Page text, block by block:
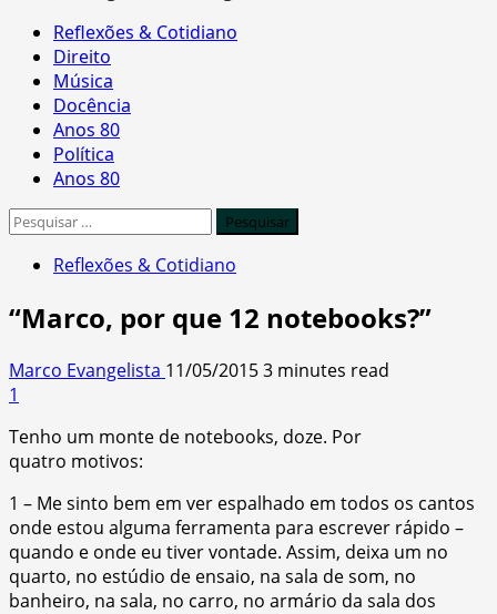
Primary
Menu
Reflexões & Cotidiano
Direito
Música
Docência
Anos 80
Política
Anos 80
Pesquisar
Reflexões & Cotidiano
“Marco, por que 12 notebooks?”
Marco Evangelista 11/05/20153 minutes read
1
Tenho um monte de notebooks, doze. Por
quatro motivos:
1 – Me sinto bem em ver espalhado em todos os cantos
onde estou alguma ferramenta para escrever rápido –
quando e onde eu tiver vontade. Assim, deixa um no
quarto, no estúdio de ensaio, na sala de som, no
banheiro, na sala, no carro, no armário da sala dos